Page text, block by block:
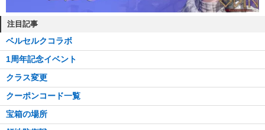
汚染された石の角笛
黄金の印章の欠片
影の城塞6移動石：楼閣
注目記事
ベルセルクコラボ
1周年記念イベント
クラス変更
クーポンコード一覧
宝箱の場所